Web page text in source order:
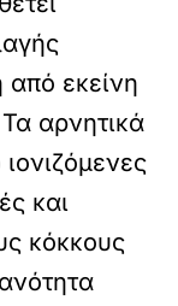
από εκείνη
αρνητικά
και
κόκκους